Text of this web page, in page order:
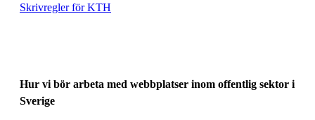
Skrivregler för KTH
Hur vi bör arbeta med webbplatser inom offentlig sektor i
Sverige